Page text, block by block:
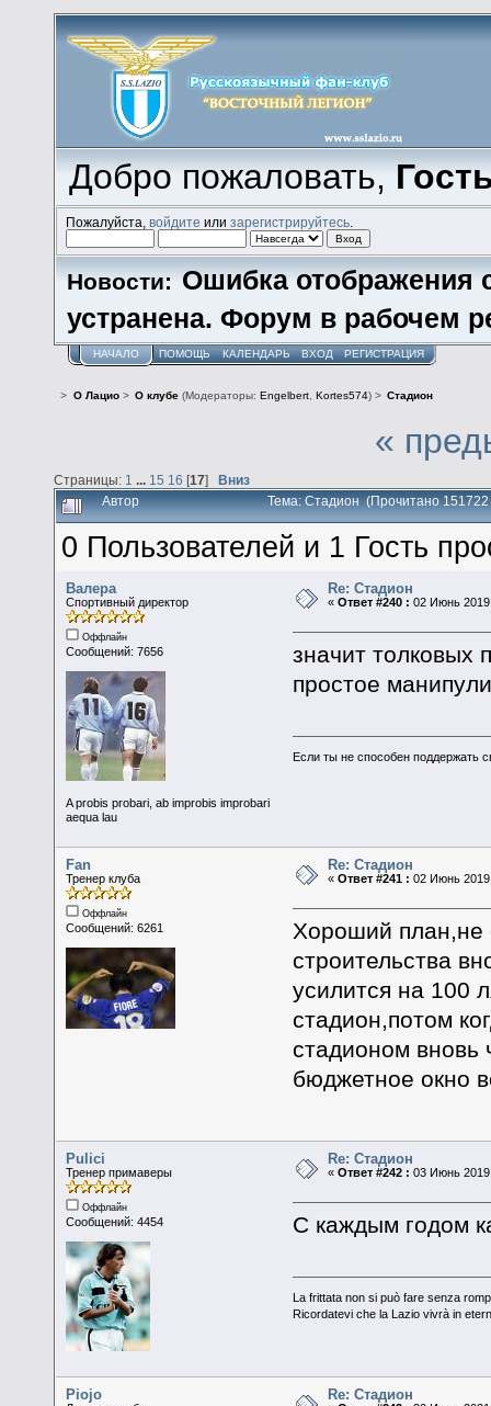
Добро пожаловать,
Пожалуйста,войдите илизарегистрируйтесь
Новости: Ошибка отображения
устранена. Форум в рабочем
НАЧАЛО ПОМОЩЬ КАЛЕНДАРЬ ВХОД РЕГИСТРАЦИЯ
> О Лацио> О клубе(Модераторы: Engelbert, Kortes574) > Стадион
«
Страницы: 1 15 16 [17] Вниз
Автор Тема: Стадион (Прочитано 151722
0 Пользователей и 1 Гость
Валера
Спортивный директор
Оффлайн
Сообщений: 7656
A probis probari, ab improbis improbari
aequa lau
Re: Стадион
«Ответ #240 : 02 Июнь
значит толковых
простое
Если ты не способен поддержать
Fan
Тренер клуба
Оффлайн
Сообщений: 6261
Re: Стадион
«Ответ #241 : 02 Июнь
Хороший план,не
строительства
усилится на 100
стадион,потом
стадионом вновь
бюджетное окно
Pulici
Тренер примаверы
Оффлайн
Сообщений: 4454
Re: Стадион
«Ответ #242 : 03 Июнь
С каждым годом
La frittata non si può fare senza
Ricordatevi che la Lazio vivrà in
Piojo Re: Стадион